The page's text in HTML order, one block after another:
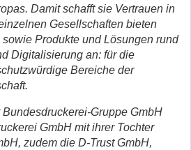
Damit schafft sie Vertrauen in
Gesellschaften bieten
Produkte und Lösungen rund
Digitalisierung an: für die
Bereiche der
Gruppe GmbH
GmbH mit ihrer Tochter
zudem die D-Trust GmbH,